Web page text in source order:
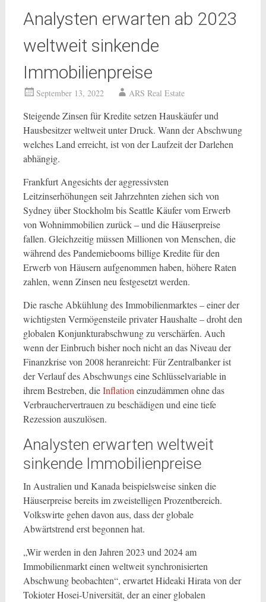
Analysten erwarten ab 2023
weltweit sinkende
Immobilienpreise
September 13, 2022 ARS Real Estate
Steigende Zinsen für Kredite setzen Hauskäufer und
Hausbesitzer weltweit unter Druck. Wann der Abschwung
welches Land erreicht, ist von der Laufzeit der Darlehen
abhängig.
Frankfurt Angesichts der aggressivsten
Leitzinserhöhungen seit Jahrzehnten ziehen sich von
Sydney über Stockholm bis Seattle Käufer vom Erwerb
von Wohnimmobilien zurück – und die Häuserpreise
fallen. Gleichzeitig müssen Millionen von Menschen, die
während des Pandemiebooms billige Kredite für den
Erwerb von Häusern aufgenommen haben, höhere Raten
zahlen, wenn Zinsen neu festgesetzt werden.
Die rasche Abkühlung des Immobilienmarktes – einer der
wichtigsten Vermögensteile privater Haushalte – droht den
globalen Konjunkturabschwung zu verschärfen. Auch
wenn der Einbruch bisher noch nicht an das Niveau der
Finanzkrise von 2008 heranreicht: Für Zentralbanker ist
der Verlauf des Abschwungs eine Schlüsselvariable in
ihrem Bestreben, dieInflation einzudämmen ohne das
Verbrauchervertrauen zu beschädigen und eine tiefe
Rezession auszulösen.
Analysten erwarten weltweit
sinkende Immobilienpreise
In Australien und Kanada beispielsweise sinken die
Häuserpreise bereits im zweistelligen Prozentbereich.
Volkswirte gehen davon aus, dass der globale
Abwärtstrend erst begonnen hat.
„Wir werden in den Jahren 2023 und 2024 am
Immobilienmarkt einen weltweit synchronisierten
Abschwung beobachten“, erwartet Hideaki Hirata von der
Tokioter Hosei-Universität, der an einer globalen